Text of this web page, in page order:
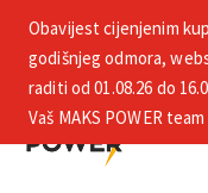
+385 1 2002 575
Obavijest cijenjenim
godišnjeg odmora,
raditi od 01.08.26 do
Vaš MAKS POWER team